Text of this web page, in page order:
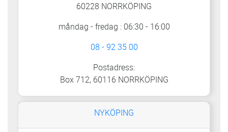
60228 NORRKÖPING
måndag - fredag : 06:30 - 16:00
08 - 92 35 00
Postadress:
Box 712, 60116 NORRKÖPING
NYKÖPING